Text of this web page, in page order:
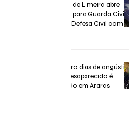
Concurso de Limeira abre
inscrições para Guarda Civil,
Trânsito e Defesa Civil com
Após quatro dias de
homem desaparecido é
encontrado em Araras